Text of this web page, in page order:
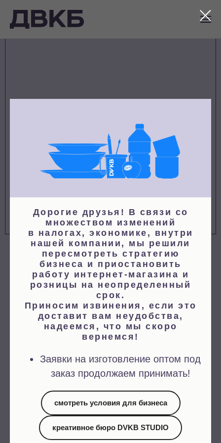
Ничего не найдено
© 2023 Дом Высокой
ИП Шерифзянов Руслан
Рамилевич
ИНН 771584723159
ОГРНИП 317774600185479
Дорогие друзья! В связи со
множеством изменений
в налогах, экономике, внутри
нашей компании, мы решили
пересмотреть стратегию
бизнеса и приостановить
работу интернет-магазина и
розницы на неопределенный
срок.
Приносим извинения, если это
доставит вам неудобства,
надеемся, что мы скоро
вернемся!
Заявки на изготовление оптом под
заказ продолжаем принимать!
смотреть условия для бизнеса
креативное бюро DVKB STUDIO